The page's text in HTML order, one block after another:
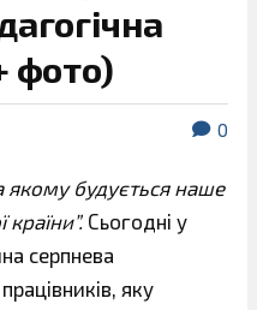
фото)
0
якому будується наше
Сьогодні у
серпнева
яку